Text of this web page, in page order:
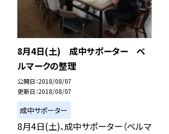
8月4日(土) 成中サポーター ベ
ルマークの整理
公開日 2018/08/07
更新日 2018/08/07
成中サポーター
8月4日(土)、成中サポーター（ベルマ